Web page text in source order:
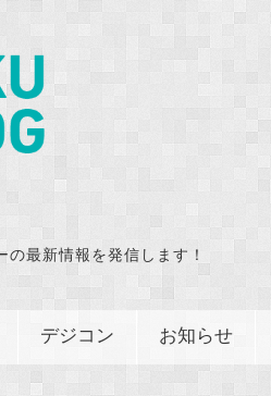
最新情報を発信します！
デジコン お知らせ